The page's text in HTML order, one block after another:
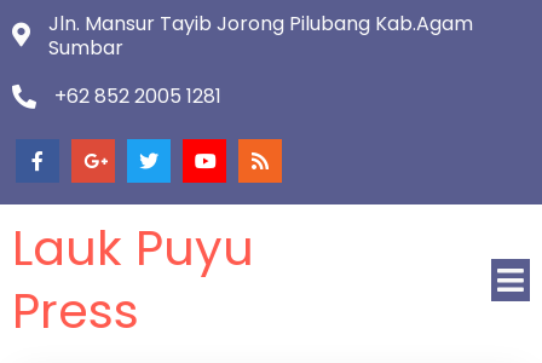
Jln. Mansur Tayib Jorong Pilubang Kab.Agam
Sumbar
+62 852 2005 1281
Lauk Puyu
Press